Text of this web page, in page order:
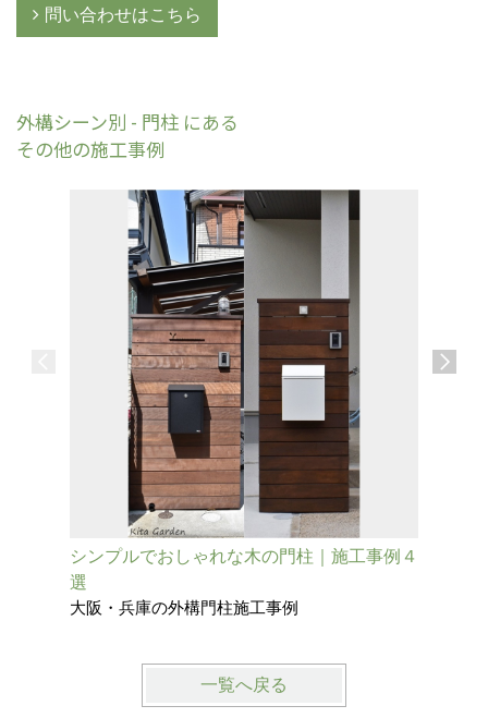
問い合わせはこちら
外構シーン別 - 門柱 にある
その他の施工事例
シンプルでおしゃれな木の門柱｜施工事例４
選
大阪・兵庫の外構門柱施工事例
一覧へ戻る